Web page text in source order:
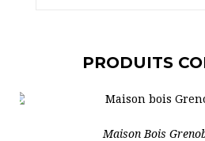
PRODUITS
Maison Bois